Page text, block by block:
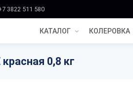
3822 511 580
КАТАЛОГ КОЛЕРОВКА
0,8 кг